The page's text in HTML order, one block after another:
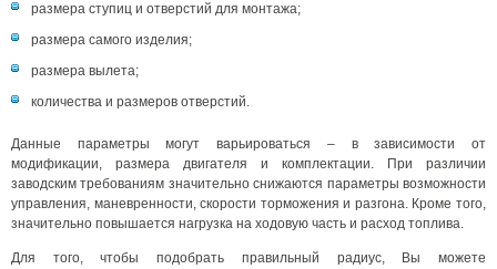
размера ступиц и отверстий для монтажа;
размера самого изделия;
размера вылета;
количества и размеров отверстий.
Данные параметры могут варьироваться – в зависимости от
модификации, размера двигателя и комплектации. При различии
заводским требованиям значительно снижаются параметры возможности
управления, маневренности, скорости торможения и разгона. Кроме того,
значительно повышается нагрузка на ходовую часть и расход топлива.
Для того, чтобы подобрать правильный радиус, Вы можете